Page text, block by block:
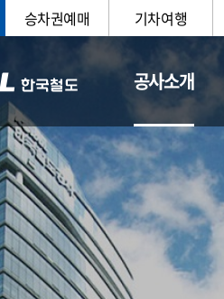
승차권예매 기차여행
공사소개
일반현황